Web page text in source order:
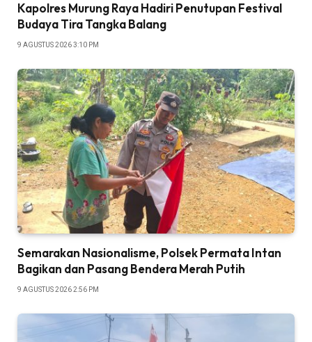
Kapolres Murung Raya Hadiri Penutupan Festival
Budaya Tira Tangka Balang
9 AGUSTUS 2026 3:10 PM
Semarakan Nasionalisme, Polsek Permata Intan
Bagikan dan Pasang Bendera Merah Putih
9 AGUSTUS 2026 2:56 PM